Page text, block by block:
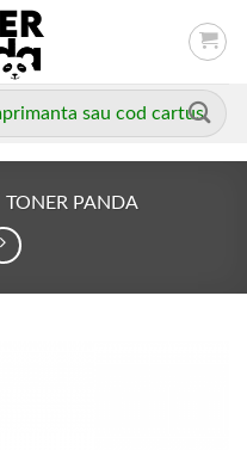
TONER PANDA